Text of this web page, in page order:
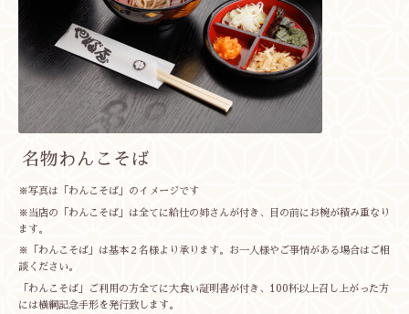
名物わんこそば
※写真は「わんこそば」のイメージです
※当店の「わんこそば」は全てに給仕の姉さんが付き、目の前にお椀が積み重なり
ます。
※「わんこそば」は基本２名様より承ります。お一人様やご事情がある場合はご相
談ください。
「わんこそば」ご利用の方全てに大食い証明書が付き、100杯以上召し上がった方
には横綱記念手形を発行致します。